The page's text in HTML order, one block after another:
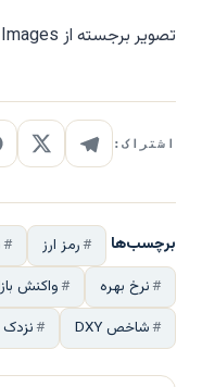
تصویر برجسته از Impossible Images، نمودار از TradingView
اشتراک:
برچسب‌ها رمز ارز
نرخ بهره
واکنش
شاخص DXY
نزدک